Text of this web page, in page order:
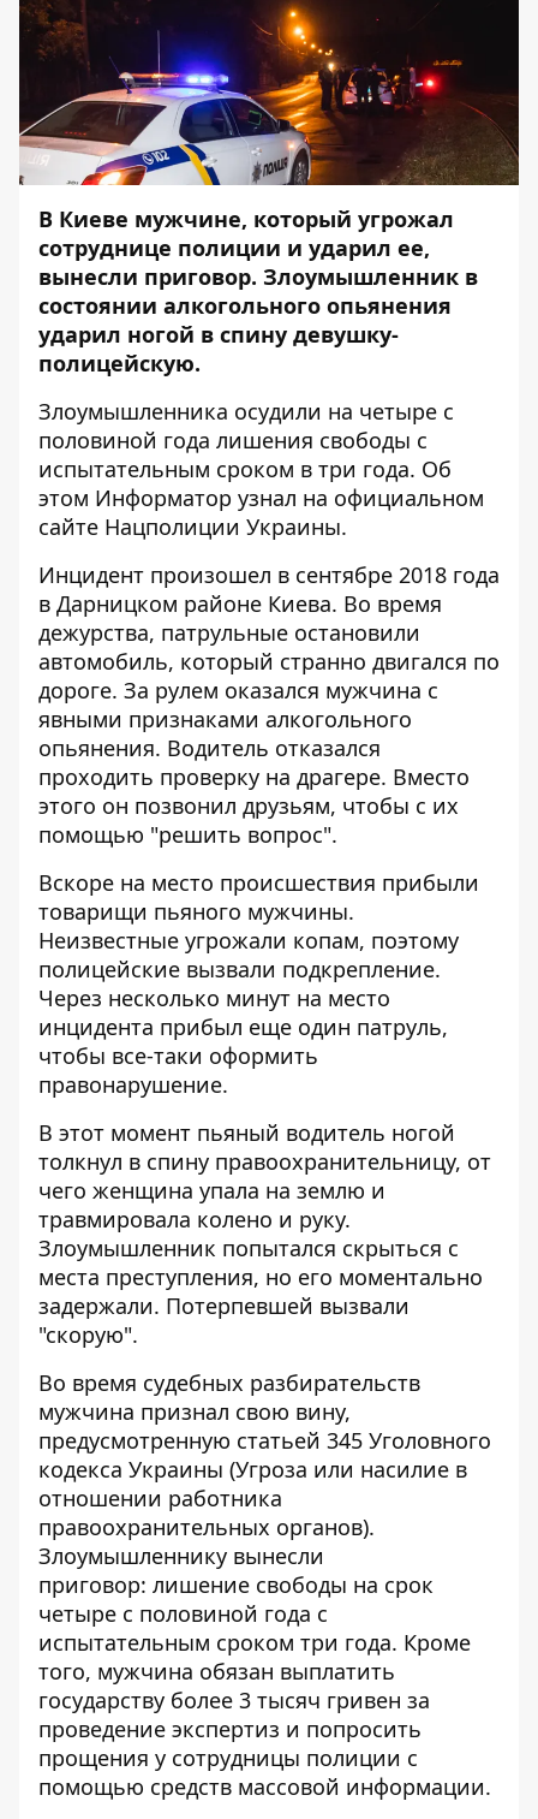
В Киеве мужчине, который угрожал
сотруднице полиции и ударил ее,
вынесли приговор. Злоумышленник в
состоянии алкогольного опьянения
ударил ногой в спину девушку-
полицейскую.
Злоумышленника осудили на четыре с
половиной года лишения свободы с
испытательным сроком в три года. Об
этом Информатор узнал на официальном
сайте Нацполиции Украины.
Инцидент произошел в сентябре 2018 года
в Дарницком районе Киева. Во время
дежурства, патрульные остановили
автомобиль, который странно двигался по
дороге. За рулем оказался мужчина с
явными признаками алкогольного
опьянения. Водитель отказался
проходить проверку на драгере. Вместо
этого он позвонил друзьям, чтобы с их
помощью "решить вопрос".
Вскоре на место происшествия прибыли
товарищи пьяного мужчины.
Неизвестные угрожали копам, поэтому
полицейские вызвали подкрепление.
Через несколько минут на место
инцидента прибыл еще один патруль,
чтобы все-таки оформить
правонарушение.
В этот момент пьяный водитель ногой
толкнул в спину правоохранительницу, от
чего женщина упала на землю и
травмировала колено и руку.
Злоумышленник попытался скрыться с
места преступления, но его моментально
задержали. Потерпевшей вызвали
"скорую".
Во время судебных разбирательств
мужчина признал свою вину,
предусмотренную статьей 345 Уголовного
кодекса Украины (Угроза или насилие в
отношении работника
правоохранительных органов).
Злоумышленнику вынесли
приговор: лишение свободы на срок
четыре с половиной года с
испытательным сроком три года. Кроме
того, мужчина обязан выплатить
государству более 3 тысяч гривен за
проведение экспертиз и попросить
прощения у сотрудницы полиции с
помощью средств массовой информации.